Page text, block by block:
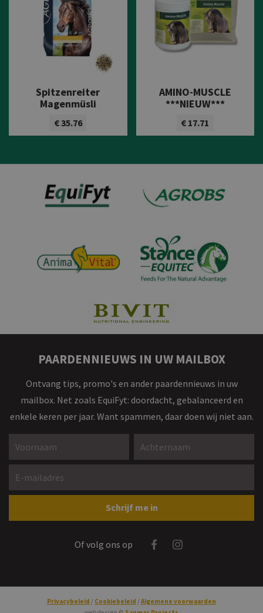
Spitzenreiter
Magenmüsli
€ 35.76
Bekijk product
AMINO-MUSCLE
***NIEUW***
€ 17.71
Bekijk product
PAARDENNIEUWS IN UW MAILBOX
Ontvang tips, promo's en ander paardennieuws in uw
mailbox. Net zoals EquiFyt: doordacht, gebalanceerd en
enkele keren per jaar. Want spammen, daar doen wij niet aan.
Voornaam *
Achternaam *
E-mailadres *
Gelieve dit veld leeg te laten
Schrijf me in
Of volg ons op Facebook
Privacybeleid Cookiebeleid
Algemene voorwaarden